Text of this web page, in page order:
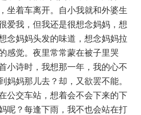
坐着车离开。自小我就和外婆生
爱我，但我还是很想念妈妈，想
念妈妈头发的味道，想念妈妈拉
感觉。夜里常常蒙在被子里哭
小诗时，我想那一年，我的心不
妈妈那儿去？却，又欲罢不能。
公交车站，想着会不会下来的下
呢？每逢下雨，我不也会站在打